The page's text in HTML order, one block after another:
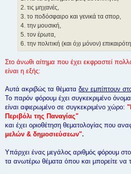
2. τις μηχανές,
3. το ποδόσφαιρο και γενικά τα σπορ,
4. την μουσική,
5. τον έρωτα,
6. την πολιτική (και όχι μόνον)
Στο άνωθι αίτημα που έχει εκφραστεί
είναι η εξής:
Αυτά ακριβώς τα θέματα δεν εμπίπτουν
Το παρόν φόρουμ έχει συγκεκριμένο
είναι αφιερωμένο σε συγκεκριμένο χώρο:
Περιβόλι της Παναγίας"
και έχει οριοθέτηση θεματολογίας που
μελών & δημοσιεύσεων".
Υπάρχει ένας μεγάλος αριθμός φόρουμ στο
τα ανωτέρω θέματα όπου και μπορείτε να